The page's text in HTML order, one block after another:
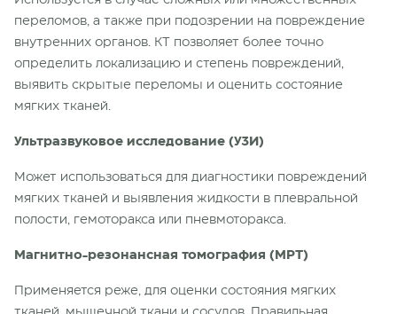
переломов, а также при подозрении на повреждение
внутренних органов. КТ позволяет более точно
определить локализацию и степень повреждений,
выявить скрытые переломы и оценить состояние
мягких тканей.
Ультразвуковое исследование (УЗИ)
Может использоваться для диагностики повреждений
мягких тканей и выявления жидкости в плевральной
полости, гемоторакса или пневмоторакса.
Магнитно-резонансная томография (МРТ)
Применяется реже, для оценки состояния мягких